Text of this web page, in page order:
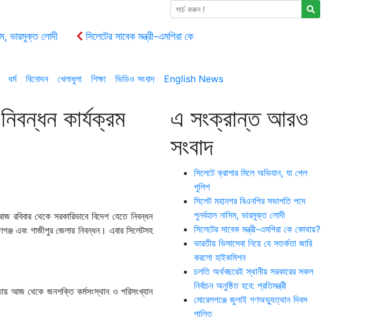
ভারমুক্ত লোদী সিলেটের সাবেক মন্ত্রী-এমপিরা কে কোথায়?
করলেন ইলিয়াসপুত্র ব্যারিস্টার আবরার ইলিয়াস অর্নব
ধর্ম বিনোদন খেলাধুলা শিক্ষা ভিডিও সংবাদ English News
কার্যক্রম
থেকে সরকারিভাবে বিদেশ যেতে নিবন্ধন
এবং গাজীপুর জেলার নিবন্ধন। এবার সিলেটসহ
আজ থেকে জনশক্তি কর্মসংস্থান ও পরিসংখ্যান
এ সংক্রান্ত আরও
সংবাদ
সিলেটে ক্রাশার মিলে অভিযান, যা পেল
পুলিশ
সিলেট মহানগর বিএনপির সভাপতি পদে
পুনর্বহাল নাসিম, ভারমুক্ত লোদী
সিলেটের সাবেক মন্ত্রী-এমপিরা কে কোথায়?
ভারতীয় ভিসাসেবা নিয়ে যে সতর্কতা জারি
করলো হাইকমিশন
চলতি অর্থবছরেই স্থানীয় সরকারের সকল
নির্বাচন অনুষ্ঠিত হবে: প্রতিমন্ত্রী
মোরেলগঞ্জে জুলাই গণঅভ্যুত্থান দিবস
পালিত